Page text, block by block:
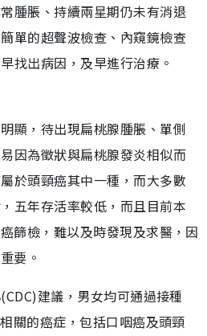
腫脹、持續兩星期仍未有消退
單的超聲波檢查、內窺鏡檢查
找出病因，及早進行治療。
顯，待出現扁桃腺腫脹、單側
因為徵狀與扁桃腺發炎相似而
於頭頸癌其中一種，而大多數
五年存活率較低，而且目前本
篩檢，難以及時發現及求醫，因
要。
建議，男女均可通過接種
關的癌症，包括口咽癌及頭頸